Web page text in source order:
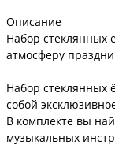
Описание
Набор стеклянных
атмосферу
Набор стеклянных
собой
В комплекте вы
музыкальных